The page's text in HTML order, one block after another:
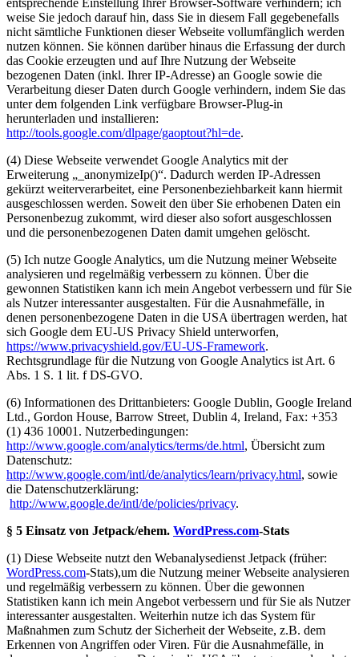
entsprechende Einstellung Ihrer Browser-Software verhindern; ich
weise Sie jedoch darauf hin, dass Sie in diesem Fall gegebenefalls
nicht sämtliche Funktionen dieser Webseite vollumfänglich werden
nutzen können. Sie können darüber hinaus die Erfassung der durch
das Cookie erzeugten und auf Ihre Nutzung der Webseite
bezogenen Daten (inkl. Ihrer IP-Adresse) an Google sowie die
Verarbeitung dieser Daten durch Google verhindern, indem Sie das
unter dem folgenden Link verfügbare Browser-Plug-in
herunterladen und installieren:
http://tools.google.com/dlpage/gaoptout?hl=de.
(4) Diese Webseite verwendet Google Analytics mit der
Erweiterung „_anonymizeIp()“. Dadurch werden IP-Adressen
gekürzt weiterverarbeitet, eine Personenbeziehbarkeit kann hiermit
ausgeschlossen werden. Soweit den über Sie erhobenen Daten ein
Personenbezug zukommt, wird dieser also sofort ausgeschlossen
und die personenbezogenen Daten damit umgehen gelöscht.
(5) Ich nutze Google Analytics, um die Nutzung meiner Webseite
analysieren und regelmäßig verbessern zu können. Über die
gewonnen Statistiken kann ich mein Angebot verbessern und für Sie
als Nutzer interessanter ausgestalten. Für die Ausnahmefälle, in
denen personenbezogene Daten in die USA übertragen werden, hat
sich Google dem EU-US Privacy Shield unterworfen,
https://www.privacyshield.gov/EU-US-Framework.
Rechtsgrundlage für die Nutzung von Google Analytics ist Art. 6
Abs. 1 S. 1 lit. f DS-GVO.
(6) Informationen des Drittanbieters: Google Dublin, Google Ireland
Ltd., Gordon House, Barrow Street, Dublin 4, Ireland, Fax: +353
(1) 436 10001. Nutzerbedingungen:
http://www.google.com/analytics/terms/de.html, Übersicht zum
Datenschutz:
http://www.google.com/intl/de/analytics/learn/privacy.html, sowie
die Datenschutzerklärung:
http://www.google.de/intl/de/policies/privacy.
§ 5 Einsatz von Jetpack/ehem. WordPress.com-Stats
(1) Diese Webseite nutzt den Webanalysedienst Jetpack (früher:
WordPress.com-Stats),um die Nutzung meiner Webseite analysieren
und regelmäßig verbessern zu können. Über die gewonnen
Statistiken kann ich mein Angebot verbessern und für Sie als Nutzer
interessanter ausgestalten. Weiterhin nutze ich das System für
Maßnahmen zum Schutz der Sicherheit der Webseite, z.B. dem
Erkennen von Angriffen oder Viren. Für die Ausnahmefälle, in